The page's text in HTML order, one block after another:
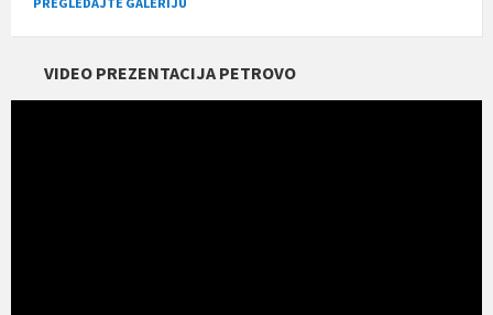
VIDEO PREZENTACIJA PETROVO